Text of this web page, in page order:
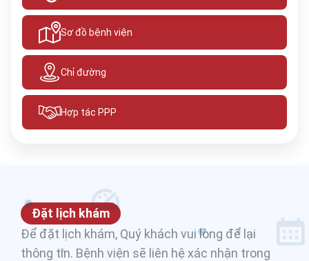
Sơ đồ bệnh viện
Chỉ đường
Hợp tác PPP
Đặt lịch khám
Để đặt lịch khám, Quý khách vui lòng để lại
thông tin. Bệnh viện sẽ liên hệ xác nhận trong